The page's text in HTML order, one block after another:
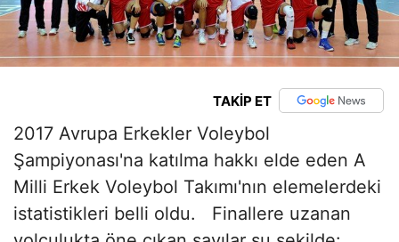
TAKİP ET
2017 Avrupa Erkekler Voleybol
Şampiyonası'na katılma hakkı elde eden A
Milli Erkek Voleybol Takımı'nın elemelerdeki
istatistikleri belli oldu. Finallere uzanan